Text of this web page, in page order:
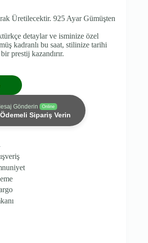
Üretilecektir. 925 Ayar Gümüşten
detaylar ve isminize özel
kadranlı bu saat, stilinize tarihi
prestij kazandırır.
Gönderin Online
Sipariş Verin